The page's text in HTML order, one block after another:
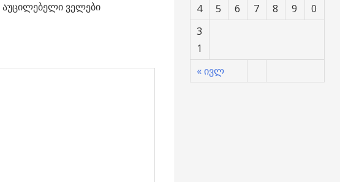
აუცილებელი ველები
« ივლ
4
5
6
7
8
9
0
3
1